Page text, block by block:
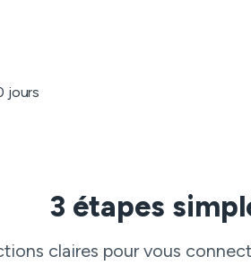
jours
3 étapes
claires pour vous